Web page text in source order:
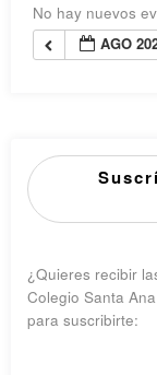
No hay nuevos
AGO
¿Quieres recibir
Colegio Santa
para suscribirte: